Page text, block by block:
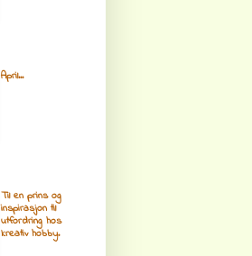
April...
Til en prins og
inspirasjon til
utfordring hos
kreativ hobby.